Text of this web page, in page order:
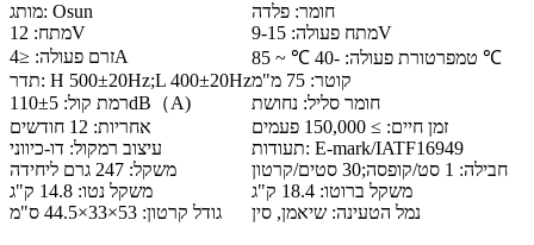
מותג: Osun
חומר: פלדה
מתח: 12V
מתח פעולה: 9-15V
זרם פעולה: ≤4A
טמפרטורת פעולה: -40 ℃ ~ 85 ℃
תדר: H 500±20Hz;L 400±20Hz
קוטר: 75 מ"מ
רמת קול: 110±5dB（A)
חומר סליל: נחושת
אחריות: 12 חודשים
זמן חיים: ≥ 150,000 פעמים
עיצוב רמקול: דו-כיווני
תעודות: E-mark/IATF16949
משקל: 247 גרם ליחידה
חבילה: 1 סט/קופסה;30 סטים/קרטון
משקל נטו: 14.8 ק"ג
משקל ברוטו: 18.4 ק"ג
גודל קרטון: 53×33×44.5 ס"מ
נמל הטעינה: שיאמן, סין